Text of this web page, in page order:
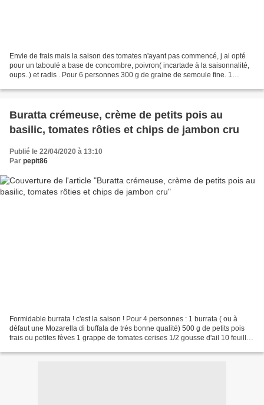
Envie de frais mais la saison des tomates n'ayant pas commencé, j ai opté
pour un taboulé a base de concombre, poivron( incartade à la saisonnalité,
oups..) et radis . Pour 6 personnes 300 g de graine de semoule fine. 1
Buratta crémeuse, crème de petits pois au
basilic, tomates rôties et chips de jambon cru
Publié le 22/04/2020 à 13:10
Par pepit86
Formidable burrata ! c'est la saison ! Pour 4 personnes : 1 burrata ( ou à
défaut une Mozarella di buffala de trés bonne qualité) 500 g de petits pois
frais ou petites fèves 1 grappe de tomates cerises 1/2 gousse d'ail 10 feuilles